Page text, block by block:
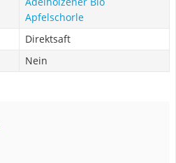
Apfelschorle
Direktsaft
Nein